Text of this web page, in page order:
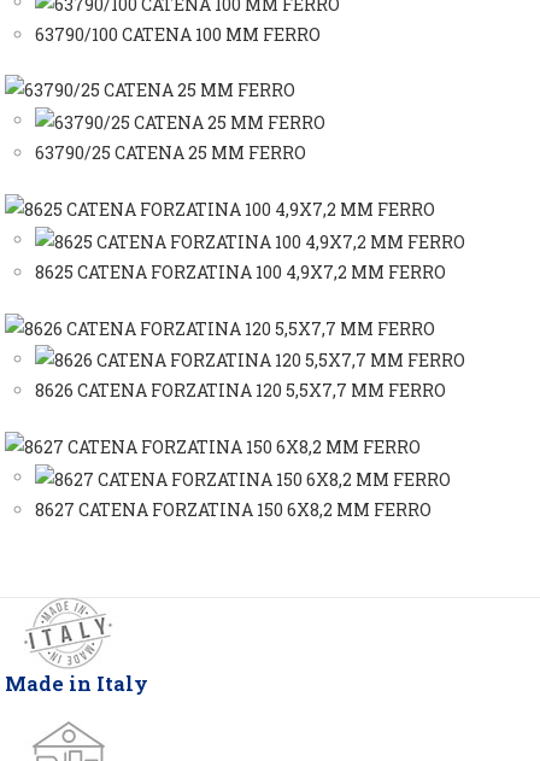
63790/100 CATENA 100 MM FERRO
63790/25 CATENA 25 MM FERRO
8625 CATENA FORZATINA 100 4,9X7,2 MM FERRO
8626 CATENA FORZATINA 120 5,5X7,7 MM FERRO
8627 CATENA FORZATINA 150 6X8,2 MM FERRO
Made in Italy